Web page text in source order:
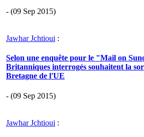
- (09 Sep 2015)
Jawhar Jchtioui :
Selon une enquête pour le "Mail on
Britanniques interrogés souhaitent la
Bretagne de l'UE
- (09 Sep 2015)
Jawhar Jchtioui :